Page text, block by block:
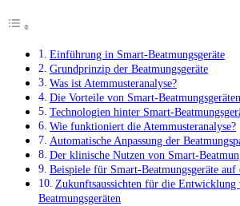
Einführung in Smart-Beatmungsgeräte
Grundprinzip der Beatmungsgeräte
Was ist Atemmusteranalyse?
Die Vorteile von Smart-
Technologien hinter Smart-
Wie funktioniert die Atemmusteranalyse?
Automatische Anpassung der
Der klinische Nutzen von Smart-
Beispiele für Smart-Beatmungsgeräte
Zukunftsaussichten für die Entwicklung
Beatmungsgeräten